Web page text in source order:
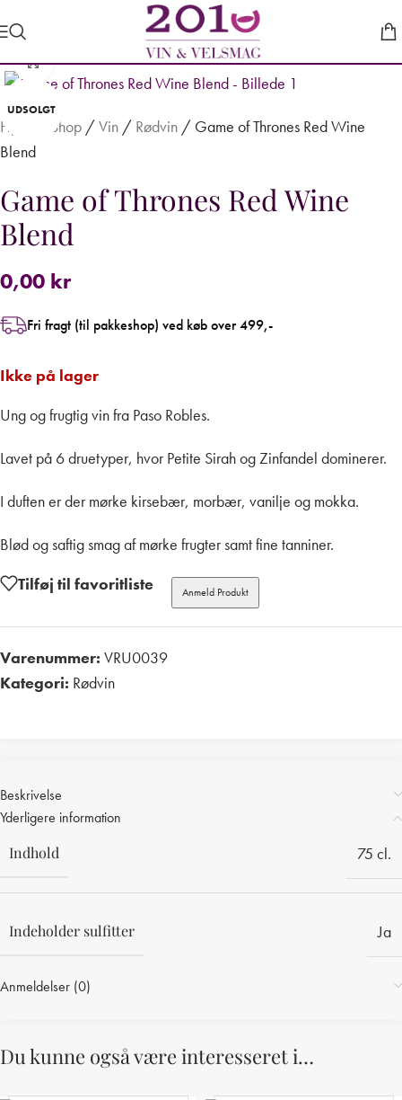
UDSOLGT
Forstør
Hjem Shop / Vin / Rødvin / Game of Thrones Red Wine
Blend
Game of Thrones Red Wine
Blend
0,00 kr
Fri fragt (til pakkeshop) ved køb over 499,-
Ikke på lager
Ung og frugtig vin fra Paso Robles.
Lavet på 6 druetyper, hvor Petite Sirah og Zinfandel dominerer.
I duften er der mørke kirsebær, morbær, vanilje og mokka.
Blød og saftig smag af mørke frugter samt fine tanniner.
Tilføj til favoritliste
Anmeld Produkt
Varenummer: VRU0039
Kategori: Rødvin
Beskrivelse
Yderligere information
Indhold
75 cl.
Indeholder sulfitter Ja
Anmeldelser (0)
Du kunne også være interesseret i…